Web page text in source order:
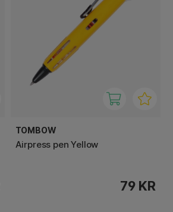
TOMBOW
Airpress pen Yellow
79 KR